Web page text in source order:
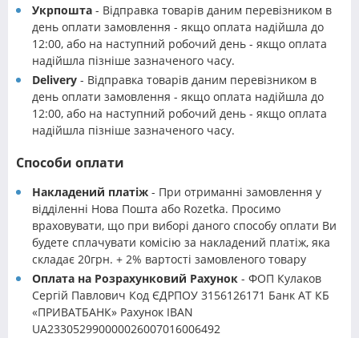
Укрпошта - Відправка товарів даним перевізником в
день оплати замовлення - якщо оплата надійшла до
12:00, або на наступний робочий день - якщо оплата
надійшла пізніше зазначеного часу.
Delivery - Відправка товарів даним перевізником в
день оплати замовлення - якщо оплата надійшла до
12:00, або на наступний робочий день - якщо оплата
надійшла пізніше зазначеного часу.
Способи оплати
Накладений платіж - При отриманні замовлення у
відділенні Нова Пошта або Rozetka. Просимо
враховувати, що при виборі даного способу оплати Ви
будете сплачувати комісію за накладений платіж, яка
складає 20грн. + 2% вартості замовленого товару
Оплата на Розрахунковий Рахунок - ФОП Кулаков
Сергій Павлович Код ЄДРПОУ 3156126171 Банк АТ КБ
«ПРИВАТБАНК» Рахунок IBAN
UA233052990000026007016006492